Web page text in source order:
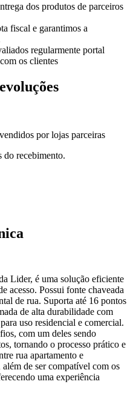
dos produtos de parceiros
fiscal e garantimos a
regularmente portal
os clientes
por lojas parceiras
do recebimento.
Lider, é uma solução eficiente
acesso. Possui fonte chaveada
de rua. Suporta até 16 pontos
de alta durabilidade com
uso residencial e comercial.
com um deles sendo
tornando o processo prático e
rua apartamento e
de ser compatível com os
uma experiência